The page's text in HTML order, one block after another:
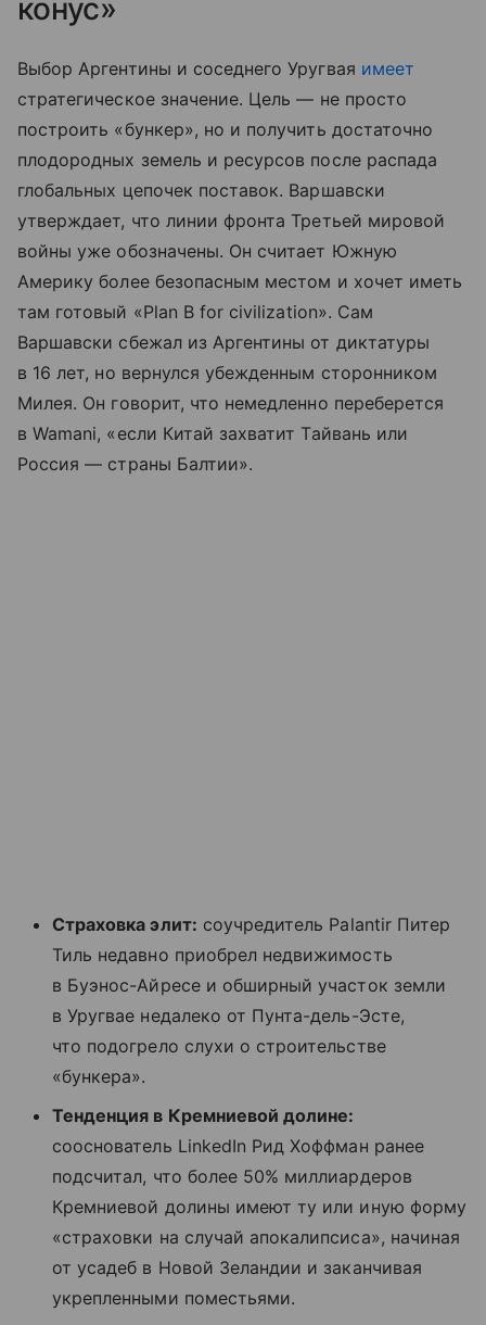
конус»
Выбор Аргентины и соседнего Уругвая имеет
стратегическое значение. Цель — не просто
построить «бункер», но и получить достаточно
плодородных земель и ресурсов после распада
глобальных цепочек поставок. Варшавски
утверждает, что линии фронта Третьей мировой
войны уже обозначены. Он считает Южную
Америку более безопасным местом и хочет иметь
там готовый «Plan B for civilization». Сам
Варшавски сбежал из Аргентины от диктатуры
в 16 лет, но вернулся убежденным сторонником
Милея. Он говорит, что немедленно переберется
в Wamani, «если Китай захватит Тайвань или
Россия — страны Балтии».
Страховка элит: соучредитель Palantir Питер
Тиль недавно приобрел недвижимость
в Буэнос-Айресе и обширный участок земли
в Уругвае недалеко от Пунта-дель-Эсте,
что подогрело слухи о строительстве
«бункера».
Тенденция в Кремниевой долине:
сооснователь LinkedIn Рид Хоффман ранее
подсчитал, что более 50% миллиардеров
Кремниевой долины имеют ту или иную форму
«страховки на случай апокалипсиса», начиная
от усадеб в Новой Зеландии и заканчивая
укрепленными поместьями.